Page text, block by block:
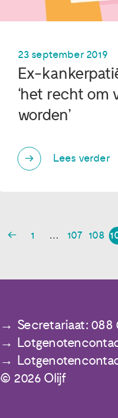
23 september 2019
Ex-
‘het recht om
worden’
Lees verder
1 … 107 108
Secretariaat: 088
© 2026 Olijf